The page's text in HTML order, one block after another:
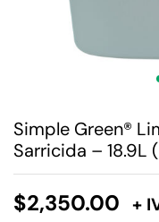
Simple Green®
Sarricida – 18.9L
$2,350.00 +